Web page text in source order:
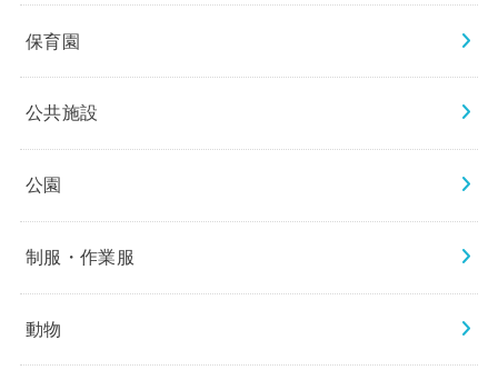
保育園
公共施設
公園
制服・作業服
動物